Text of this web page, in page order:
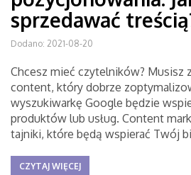
sprzedawać
Dodano: 2021-08-20
Chcesz mieć czytelników? Musisz
content, który dobrze
wyszukiwarkę Google będzie
produktów lub usług. Content
tajniki, które będą wspierać Twój
CZYTAJ WIĘCEJ